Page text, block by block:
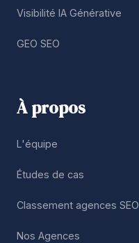
Visibilité IA Générative
GEO SEO
À propos
L'équipe
Études de cas
Classement agences SEO
Nos Agences